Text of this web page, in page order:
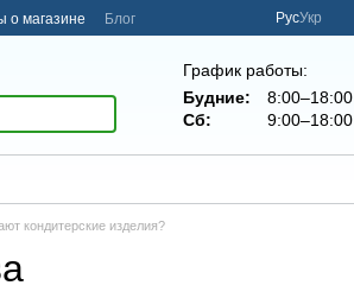
о магазине
Блог
РусУкр
График работы:
Будние:
8:00–18:00
Сб:
9:00–18:00
кондитерские изделия?